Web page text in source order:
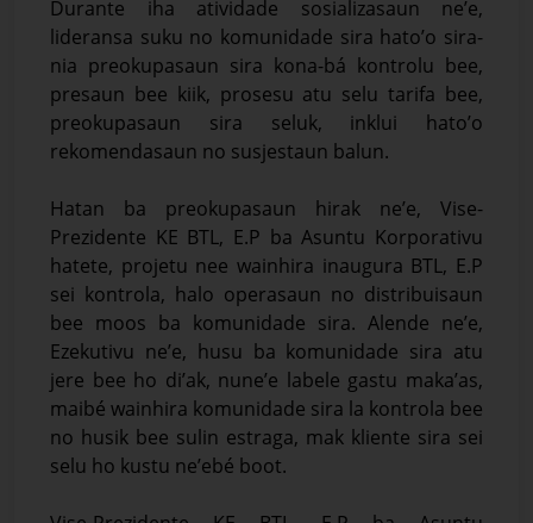
Durante iha atividade sosializasaun ne’e,
lideransa suku no komunidade sira hato’o sira-
nia preokupasaun sira kona-bá kontrolu bee,
presaun bee kiik, prosesu atu selu tarifa bee,
preokupasaun sira seluk, inklui hato’o
rekomendasaun no susjestaun balun.
Hatan ba preokupasaun hirak ne’e, Vise-
Prezidente KE BTL, E.P ba Asuntu Korporativu
hatete, projetu nee wainhira inaugura BTL, E.P
sei kontrola, halo operasaun no distribuisaun
bee moos ba komunidade sira. Alende ne’e,
Ezekutivu ne’e, husu ba komunidade sira atu
jere bee ho di’ak, nune’e labele gastu maka’as,
maibé wainhira komunidade sira la kontrola bee
no husik bee sulin estraga, mak kliente sira sei
selu ho kustu ne’ebé boot.